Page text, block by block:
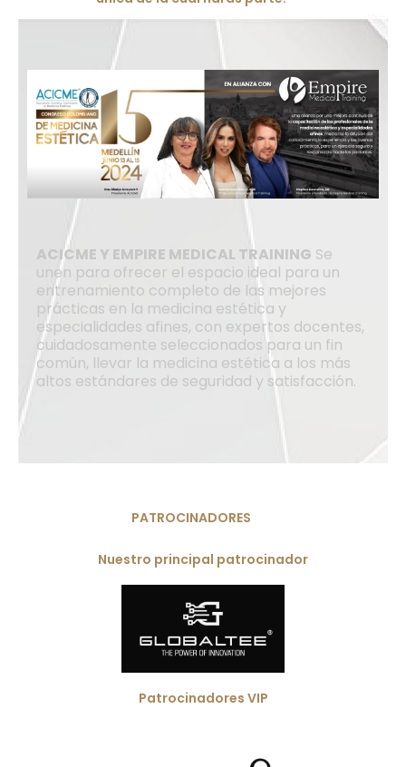
ACICME Y EMPIRE MEDICAL TRAINING Se
unen para ofrecer el espacio ideal para un
entrenamiento completo de las mejores
prácticas en la medicina estética y
especialidades afines, con expertos docentes,
cuidadosamente seleccionados para un fin
común, llevar la medicina estética a los más
altos estándares de seguridad y satisfacción.
PATROCINADORES
Nuestro principal patrocinador
Patrocinadores VIP